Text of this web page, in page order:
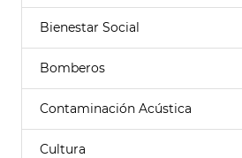
Bienestar Social
Bomberos
Contaminación Acústica
Cultura